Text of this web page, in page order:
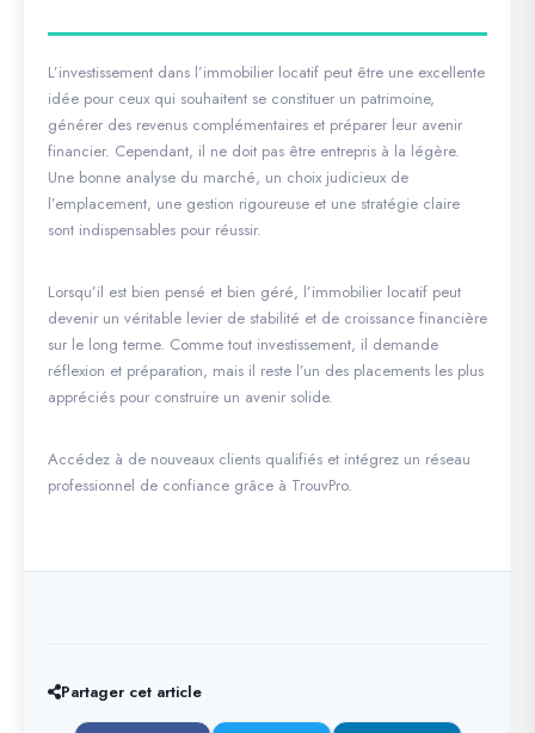
L’investissement dans l’immobilier locatif peut être une excellente
idée pour ceux qui souhaitent se constituer un patrimoine,
générer des revenus complémentaires et préparer leur avenir
financier. Cependant, il ne doit pas être entrepris à la légère.
Une bonne analyse du marché, un choix judicieux de
l’emplacement, une gestion rigoureuse et une stratégie claire
sont indispensables pour réussir.
Lorsqu’il est bien pensé et bien géré, l’immobilier locatif peut
devenir un véritable levier de stabilité et de croissance financière
sur le long terme. Comme tout investissement, il demande
réflexion et préparation, mais il reste l’un des placements les plus
appréciés pour construire un avenir solide.
Accédez à de nouveaux clients qualifiés et intégrez un réseau
professionnel de confiance grâce à TrouvPro.
Partager cet article